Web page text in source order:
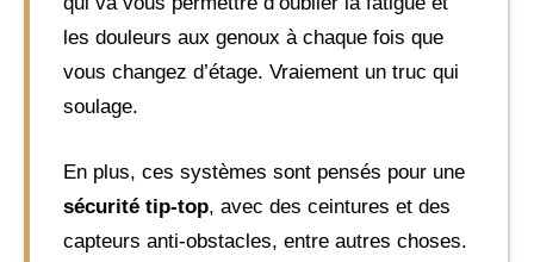
les douleurs aux genoux à chaque fois que
vous changez d’étage. Vraiement un truc qui
soulage.
En plus, ces systèmes sont pensés pour une
sécurité tip-top, avec des ceintures et des
capteurs anti-obstacles, entre autres choses.